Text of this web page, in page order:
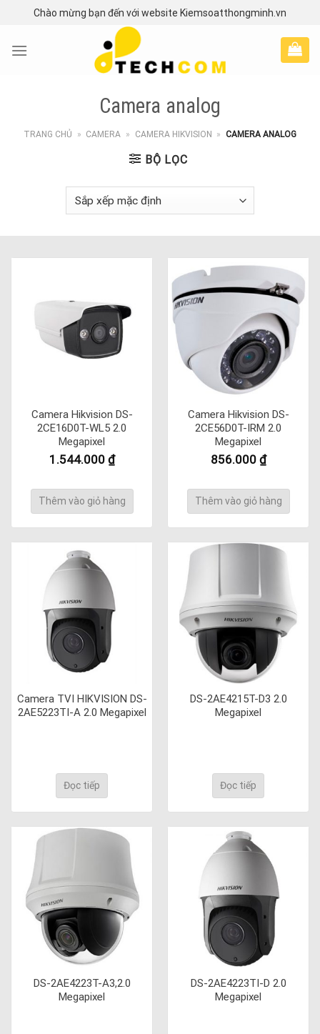
content
Chào mừng bạn đến với website Kiemsoatthongminh.vn
Camera analog
TRANG CHỦ » CAMERA » CAMERA HIKVISION » CAMERA ANALOG
BỘ LỌC
Camera Hikvision DS-
2CE16D0T-WL5 2.0
Megapixel
1.544.000 ₫
Thêm vào giỏ hàng
Camera Hikvision DS-
2CE56D0T-IRM 2.0
Megapixel
856.000 ₫
Thêm vào giỏ hàng
Camera TVI HIKVISION DS-
2AE5223TI-A 2.0 Megapixel
Đọc tiếp
DS-2AE4215T-D3 2.0
Megapixel
Đọc tiếp
DS-2AE4223T-A3,2.0
Megapixel
DS-2AE4223TI-D 2.0
Megapixel